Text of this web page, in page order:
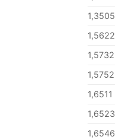
1,3505
1,5622
1,5732
1,5752
1,6511
1,6523
1,6546